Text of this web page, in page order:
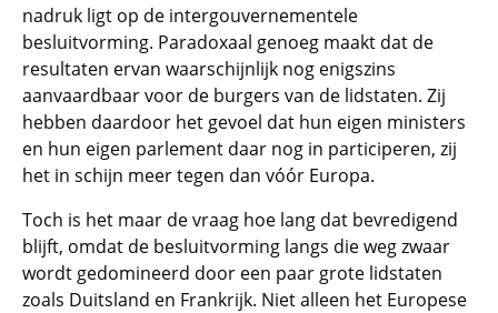
nadruk ligt op de intergouvernementele
besluitvorming. Paradoxaal genoeg maakt dat de
resultaten ervan waarschijnlijk nog enigszins
aanvaardbaar voor de burgers van de lidstaten. Zij
hebben daardoor het gevoel dat hun eigen ministers
en hun eigen parlement daar nog in participeren, zij
het in schijn meer tegen dan vóór Europa.
Toch is het maar de vraag hoe lang dat bevredigend
blijft, omdat de besluitvorming langs die weg zwaar
wordt gedomineerd door een paar grote lidstaten
zoals Duitsland en Frankrijk. Niet alleen het Europese